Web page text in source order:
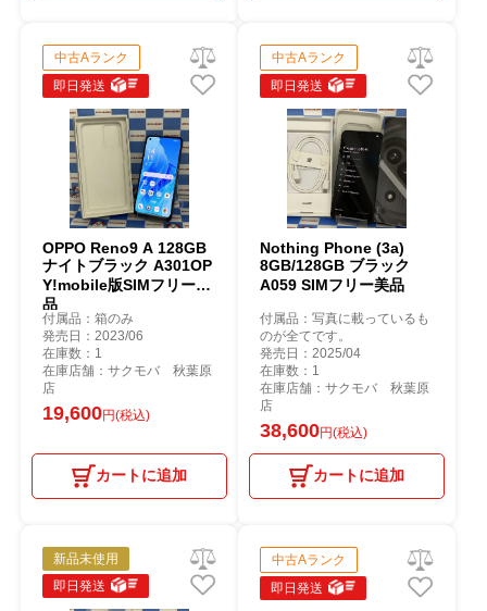
中古Aランク
即日発送
OPPO Reno9 A 128GB
ナイトブラック A301OP
Y!mobile版SIMフリー美
品
付属品：箱のみ
発売日：2023/06
在庫数：1
在庫店舗：サクモバ 秋葉原
店
19,600円(税込)
カートに追加
中古Aランク
即日発送
Nothing Phone (3a)
8GB/128GB ブラック
A059 SIMフリー美品
付属品：写真に載っているも
のが全てです。
発売日：2025/04
在庫数：1
在庫店舗：サクモバ 秋葉原
店
38,600円(税込)
カートに追加
新品未使用
即日発送
中古Aランク
即日発送